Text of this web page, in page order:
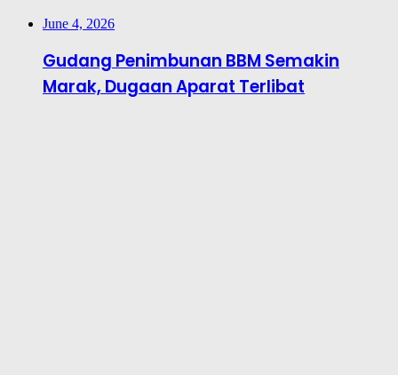
June 4, 2026
Gudang Penimbunan BBM Semakin
Marak, Dugaan Aparat Terlibat